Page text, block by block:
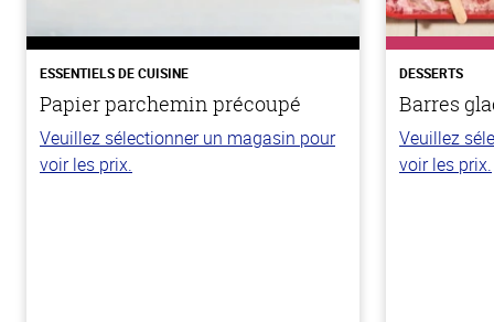
ESSENTIELS DE CUISINE
Papier parchemin précoupé
Veuillez sélectionner un magasin pour
voir les prix.
DESSERTS
Barres
Veuillez
voir les prix.